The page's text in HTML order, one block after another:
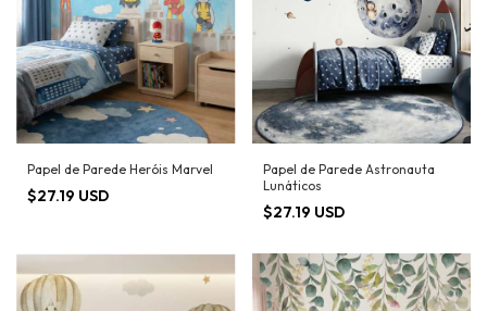
Papel de Parede Heróis Marvel
$27.19 USD
Papel de Parede Astronauta
Lunáticos
$27.19 USD